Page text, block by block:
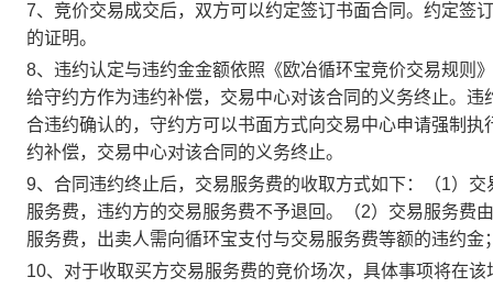
7、竞价交易成交后，双方可以约定签订书面合同。约定签
的证明。
8、违约认定与违约金金额依照《欧冶循环宝竞价交易规则
给守约方作为违约补偿，交易中心对该合同的义务终止。
合违约确认的，守约方可以书面方式向交易中心申请强制
约补偿，交易中心对该合同的义务终止。
9、合同违约终止后，交易服务费的收取方式如下：（1）
服务费，违约方的交易服务费不予退回。（2）交易服务费
服务费，出卖人需向循环宝支付与交易服务费等额的违约
10、对于收取买方交易服务费的竞价场次，具体事项将在